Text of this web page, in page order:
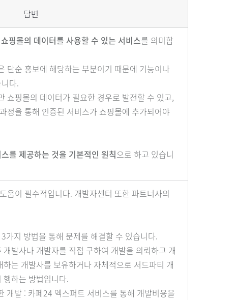
답변
쇼핑몰의 데이터를 사용할 수 있는 서비스를 의미합
단순 홍보에 해당하는 부분이기 때문에 기능이나
다.
쇼핑몰의 데이터가 필요한 경우로 발전할 수 있고,
정을 통해 인증된 서비스가 쇼핑몰에 추가되어야
를 제공하는 것을 기본적인 원칙으로 하고 있습니
움이 필수적입니다. 개발자센터 또한 파트너사의
가지 방법을 통해 문제를 해결할 수 있습니다.
발사나 개발자를 직접 구하여 개발을 의뢰하고 개
는 개발사를 보유하거나 자체적으로 서드파티 개
하는 방법입니다.
개발 : 카페24 엑스퍼트 서비스를 통해 개발비용을